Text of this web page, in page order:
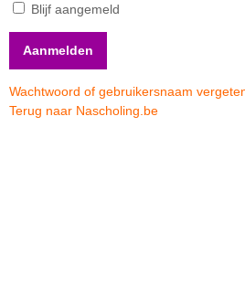
Blijf aangemeld
Wachtwoord of gebruikersnaam
Terug naar Nascholing.be